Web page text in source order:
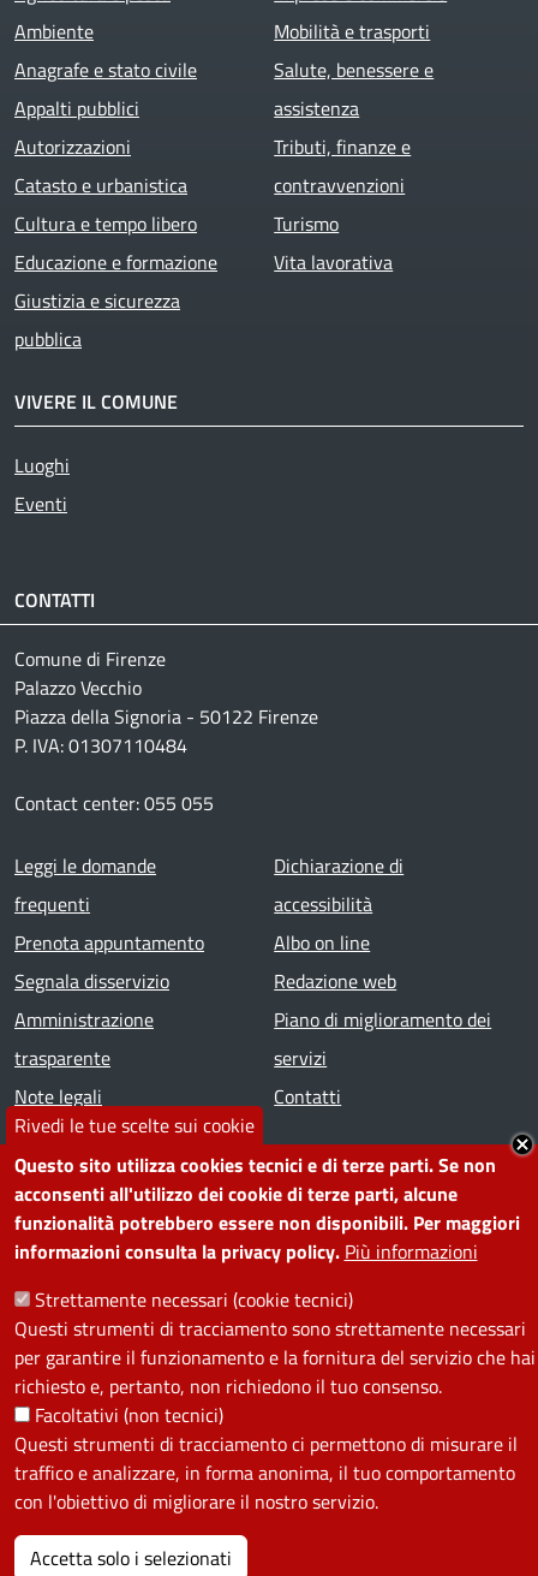
Rivedi le tue scelte sui cookie
Questo sito utilizza cookies tecnici e di terze parti. Se non
acconsenti all'utilizzo dei cookie di terze parti, alcune
funzionalità potrebbero essere non disponibili. Per maggiori
informazioni consulta la privacy policy. Più informazioni
Strettamente necessari (cookie tecnici)
Questi strumenti di tracciamento sono strettamente necessari
per garantire il funzionamento e la fornitura del servizio che hai
richiesto e, pertanto, non richiedono il tuo consenso.
Facoltativi (non tecnici)
Questi strumenti di tracciamento ci permettono di misurare il
traffico e analizzare, in forma anonima, il tuo comportamento
con l'obiettivo di migliorare il nostro servizio.
Accetta solo i selezionati
Ambiente
Anagrafe e stato civile
Appalti pubblici
Autorizzazioni
Catasto e urbanistica
Cultura e tempo libero
Educazione e formazione
Giustizia e sicurezza
pubblica
Mobilità e trasporti
Salute, benessere e
assistenza
Tributi, finanze e
contravvenzioni
Turismo
Vita lavorativa
VIVERE IL COMUNE
Luoghi
Eventi
CONTATTI
Comune di Firenze
Palazzo Vecchio
Piazza della Signoria - 50122 Firenze
P. IVA: 01307110484
Contact center: 055 055
Footer menu
Leggi le domande
frequenti
Prenota appuntamento
Segnala disservizio
Amministrazione
trasparente
Note legali
Dichiarazione di
accessibilità
Albo on line
Redazione web
Piano di miglioramento dei
servizi
Contatti
SEGUICI SU
Facebook
Instagram
YouTube
Telegram
WhatsApp
TwitterLinkedin
PRIVACY
Useful links section
La Privacy nel Comune
PRIVACY